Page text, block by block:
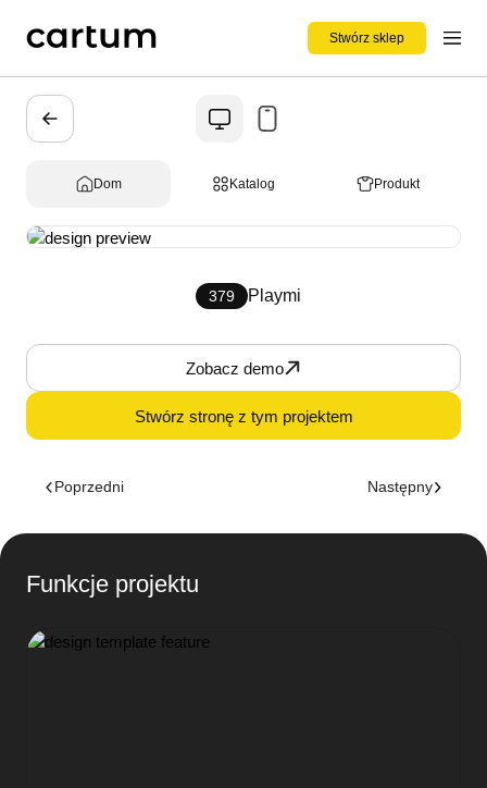
Stwórz sklep
Dom Katalog Produkt
379 Playmi
Zobacz demo
Stwórz stronę z tym projektem
Poprzedni Następny
Funkcje projektu